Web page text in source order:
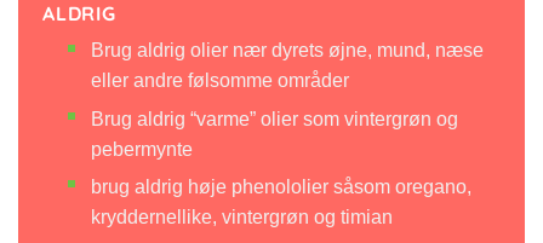
ALDRIG
Brug aldrig olier nær dyrets øjne, mund, næse
eller andre følsomme områder
Brug aldrig “varme” olier som vintergrøn og
pebermynte
brug aldrig høje phenololier såsom oregano,
kryddernellike, vintergrøn og timian